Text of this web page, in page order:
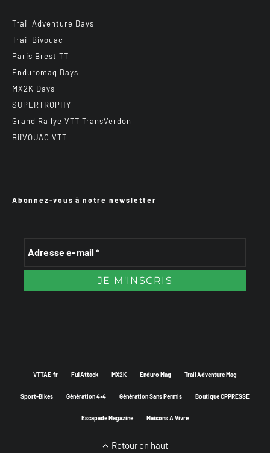
Trail Adventure Days
Trail Bivouac
Paris Brest TT
Enduromag Days
MX2K Days
SUPERTROPHY
Grand Rallye VTT TransVerdon
BiiVOUAC VTT
Abonnez-vous à notre newsletter
VTTAE.fr FullAttack MX2K Enduro Mag Trail Adventure Mag
Sport-Bikes Génération 4×4 Génération Sans Permis Boutique CPPRESSE
Escapade Magazine Maisons A Vivre
Retour en haut